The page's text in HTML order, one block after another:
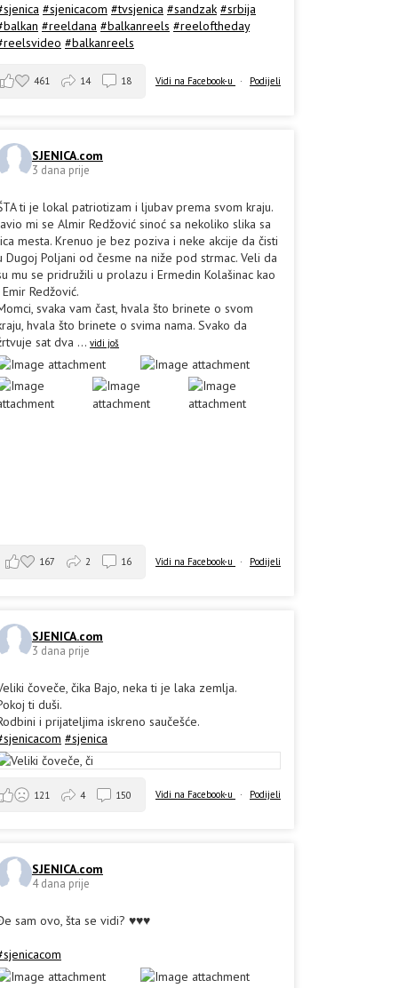
#sjenicacom #tvsjenica #sandzak #srbija
#reeldana #balkanreels #reeloftheday
#balkanreels
Vidi na Facebook-u · Podijeli
461 14 18
SJENICA.com
3 dana prije
ti je lokal patriotizam i ljubav prema svom kraju.
mi se Almir Redžović sinoć sa nekoliko slika sa
mesta. Krenuo je bez poziva i neke akcije da čisti
Dugoj Poljani od česme na niže pod strmac. Veli da
mu se pridružili u prolazu i Ermedin Kolašinac kao
Redžović.
svaka vam čast, hvala što brinete o svom
hvala što brinete o svima nama. Svako da
sat dva ... vidi još
Vidi na Facebook-u · Podijeli
167 2 16
SJENICA.com
3 dana prije
čoveče, čika Bajo, neka ti je laka zemlja.
ti duši.
i prijateljima iskreno saučešće.
#sjenica
Vidi na Facebook-u · Podijeli
121 4 150
SJENICA.com
4 dana prije
sam ovo, šta se vidi? ♥️♥️♥️